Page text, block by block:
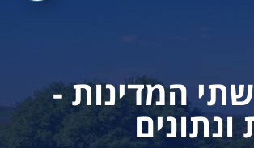
המדינות -
ונתונים